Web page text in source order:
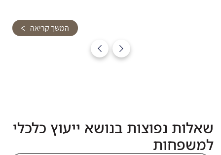
המשך קריאה
שאלות נפוצות בנושא ייעוץ כלכלי
למשפחות